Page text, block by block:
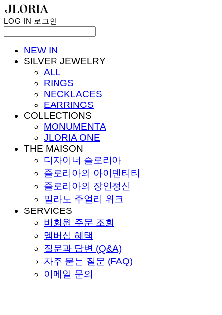
LOG IN 로그인
NEW IN
SILVER JEWELRY
ALL
RINGS
NECKLACES
EARRINGS
COLLECTIONS
MONUMENTA
JLORIA ONE
THE MAISON
디자이너 즐로리아
즐로리아의 아이덴티티
즐로리아의 장인정신
밀라노 주얼리 위크
SERVICES
비회원 주문 조회
멤버십 혜택
질문과 답변 (Q&A)
자주 묻는 질문 (FAQ)
이메일 문의